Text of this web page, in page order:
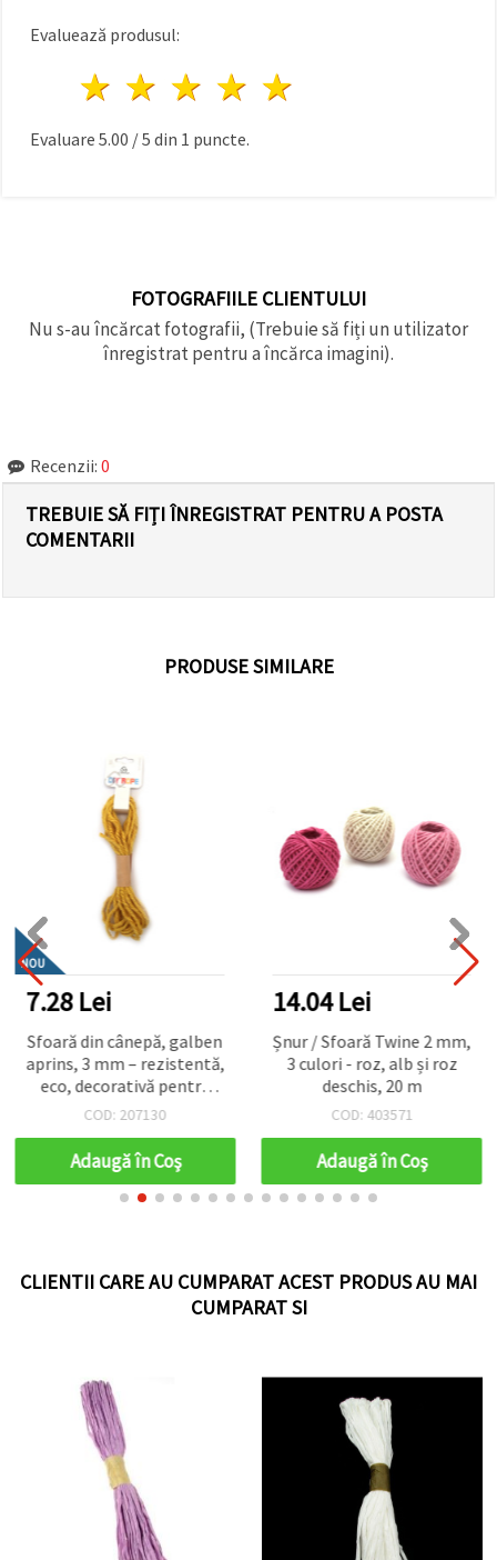
Evaluează produsul:
4 stele
3 stele
2 stele
1 stea
Evaluare 5.00 /5 din 1 puncte.
FOTOGRAFIILE CLIENTULUI
Nu s-au încărcat fotografii, (Trebuie să fiți un utilizator
înregistrat pentru a încărca imagini).
Recenzii: 0
TREBUIE SĂ FIȚI ÎNREGISTRAT PENTRU A POSTA
COMENTARII
PRODUSE SIMILARE
NOU
7.28 Lei
Sfoară din cânepă, galben
aprins, 3 mm – rezistentă,
eco, decorativă pentru
hobby, DIY & handmade,
COD: 207130
Adaugă în Coş
14.04 Lei
Șnur / Sfoară Twine 2 mm,
3 culori - roz, alb și roz
deschis, 20 m
COD: 403571
Adaugă în Coş
CLIENTII CARE AU CUMPARAT ACEST PRODUS AU MAI
CUMPARAT SI